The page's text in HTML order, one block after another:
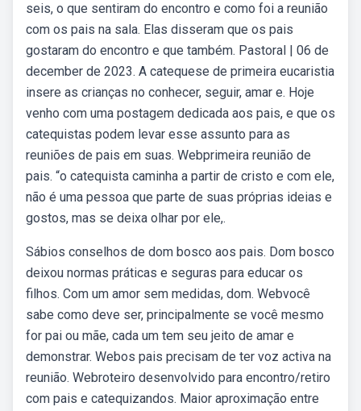
seis, o que sentiram do encontro e como foi a reunião
com os pais na sala. Elas disseram que os pais
gostaram do encontro e que também. Pastoral | 06 de
december de 2023. A catequese de primeira eucaristia
insere as crianças no conhecer, seguir, amar e. Hoje
venho com uma postagem dedicada aos pais, e que os
catequistas podem levar esse assunto para as
reuniões de pais em suas. Webprimeira reunião de
pais. “o catequista caminha a partir de cristo e com ele,
não é uma pessoa que parte de suas próprias ideias e
gostos, mas se deixa olhar por ele,.
Sábios conselhos de dom bosco aos pais. Dom bosco
deixou normas práticas e seguras para educar os
filhos. Com um amor sem medidas, dom. Webvocê
sabe como deve ser, principalmente se você mesmo
for pai ou mãe, cada um tem seu jeito de amar e
demonstrar. Webos pais precisam de ter voz activa na
reunião. Webroteiro desenvolvido para encontro/retiro
com pais e catequizandos. Maior aproximação entre